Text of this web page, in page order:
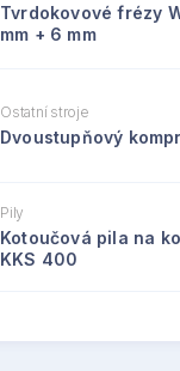
Tvrdokovové frézy
mm + 6 mm
Ostatní stroje
Dvoustupňový
Pily
Kotoučová pila na
KKS 400